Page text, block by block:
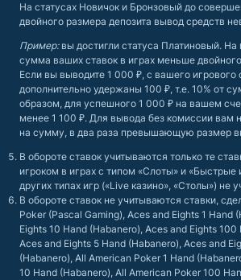
На статусах Новичок и Бронзовый до
двойного размера депозита вывод средств
Пример:вы достигли статуса Платиновый.
сумма ваших ставок в играх меньше
Если вы выводите 1 000 ₽, с вашего игрового
дополнительно удержаны 100 ₽, т.е. 10% от
образом, для успешного 1 000 ₽ на вашем
менее 1 100 ₽. Для вывода без комиссии вам
на сумму, в два раза превышающую размер
В обороте ставок учитываются только те
игроком в играх с типом «Слоты» и «Быстрые
других типах игр («Live казино», «Столы») не
В обороте ставок не учитываются ставки,
Poker (Pascal Gaming), Aces and Eights 1 Hand
Eights 10 Hand (Habanero), Aces and Eights 100
Aces and Eights 5 Hand (Habanero), Aces and
(Habanero), All American Poker 1 Hand
10 Hand (Habanero), All American Poker 100